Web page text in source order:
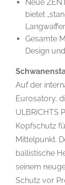
Neue
bietet
Gesamte
Design
Auf der
Eurosatory,
ULBRICHTS
Kopfschutz
Mittelpunkt.
ballistische
seinem
Schutz vor